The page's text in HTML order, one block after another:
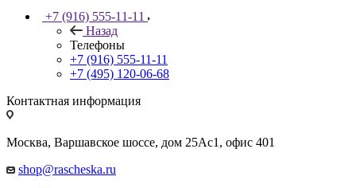
+7 (916) 555-11-11
Назад
Телефоны
+7 (916) 555-11-11
+7 (495) 120-06-68
Контактная информация
Москва, Варшавское шоссе, дом 25Аc1, офис 401
shop@rascheska.ru